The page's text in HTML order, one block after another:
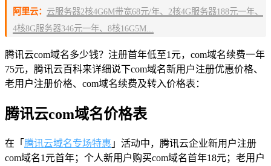
阿里云： 云服务器2核4G6M带宽68元/年、2核4G服务器188元一年、
4核8G服务器346元一年、8核16G5M...
腾讯云com域名多少钱？注册首年低至1元，com域名续费一年
75元，腾讯云百科来详细说下com域名新用户注册优惠价格、
老用户注册价格、com域名续费及转入价格表：
腾讯云com域名价格表
在「 腾讯云域名专场特惠 」活动中，腾讯云企业新用户注册
com域名1元首年；个人新用户购买com域名首年18元；老用户